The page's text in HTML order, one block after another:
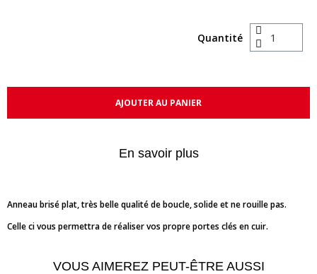
Quantité
AJOUTER AU PANIER
En savoir plus
Anneau brisé plat, très belle qualité de boucle, solide et ne rouille pas.
Celle ci vous permettra de réaliser vos propre portes clés en cuir.
VOUS AIMEREZ PEUT-ÊTRE AUSSI